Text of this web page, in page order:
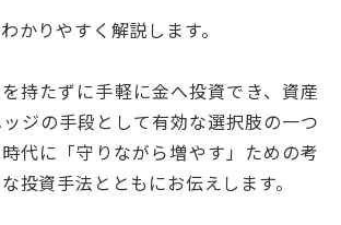
かりやすく解説します。
持たずに手軽に金へ投資でき、資産
ジの手段として有効な選択肢の一つ
代に「守りながら増やす」ための考
投資手法とともにお伝えします。